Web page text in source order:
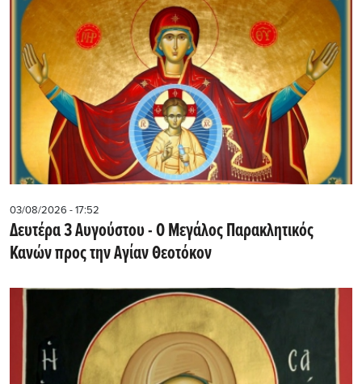
03/08/2026 - 17:52
Δευτέρα 3 Αυγούστου - Ο Μεγάλος Παρακλητικός
Κανών προς την Αγίαν Θεοτόκον